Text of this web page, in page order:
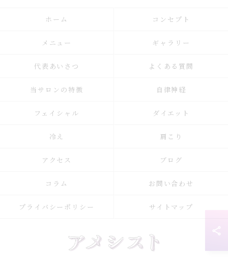
ホーム コンセプト
メニュー ギャラリー
代表あいさつ よくある質問
当サロンの特徴 自律神経
フェイシャル ダイエット
冷え 肩こり
アクセス ブログ
コラム お問い合わせ
プライバシーポリシー サイトマップ